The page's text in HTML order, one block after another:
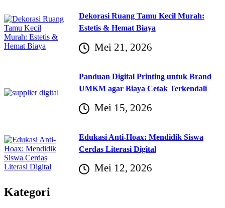
Dekorasi Ruang Tamu Kecil Murah:
Estetis & Hemat Biaya
Mei 21, 2026
Panduan Digital Printing untuk Brand
UMKM agar Biaya Cetak Terkendali
Mei 15, 2026
Edukasi Anti-Hoax: Mendidik Siswa
Cerdas Literasi Digital
Mei 12, 2026
Kategori